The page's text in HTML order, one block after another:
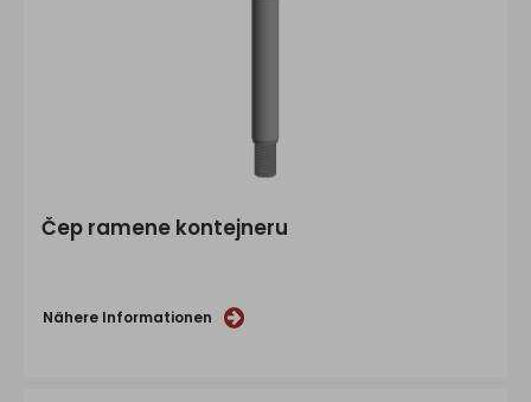
Čep ramene kontejneru
Nähere Informationen